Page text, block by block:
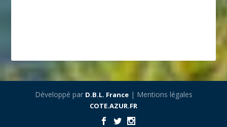
Développé par D.B.L. France| Mentions légales
COTE.AZUR.FR